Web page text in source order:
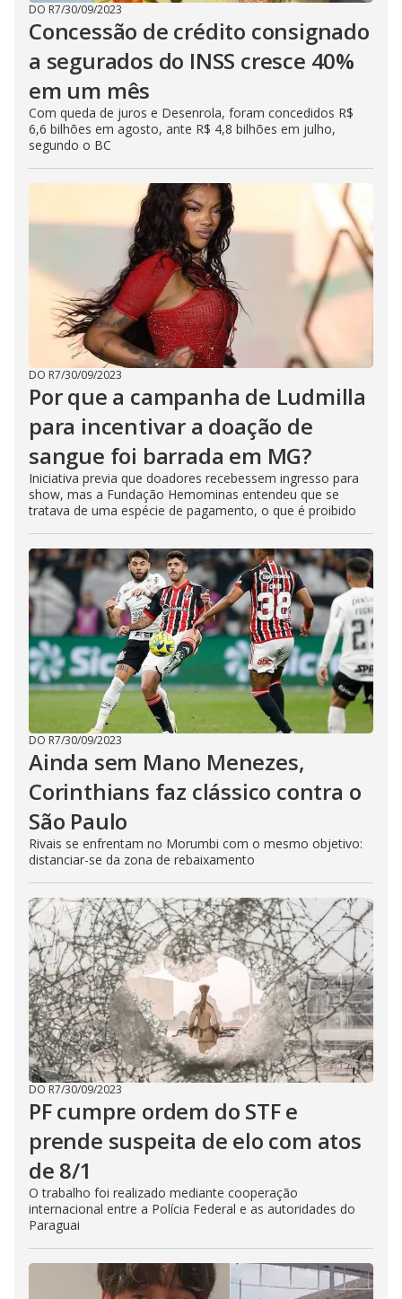
DO R7/30/09/2023
Concessão de crédito consignado
a segurados do INSS cresce 40%
em um mês
Com queda de juros e Desenrola, foram concedidos R$
6,6 bilhões em agosto, ante R$ 4,8 bilhões em julho,
segundo o BC
DO R7/30/09/2023
Por que a campanha de Ludmilla
para incentivar a doação de
sangue foi barrada em MG?
Iniciativa previa que doadores recebessem ingresso para
show, mas a Fundação Hemominas entendeu que se
tratava de uma espécie de pagamento, o que é proibido
DO R7/30/09/2023
Ainda sem Mano Menezes,
Corinthians faz clássico contra o
São Paulo
Rivais se enfrentam no Morumbi com o mesmo objetivo:
distanciar-se da zona de rebaixamento
DO R7/30/09/2023
PF cumpre ordem do STF e
prende suspeita de elo com atos
de 8/1
O trabalho foi realizado mediante cooperação
internacional entre a Polícia Federal e as autoridades do
Paraguai